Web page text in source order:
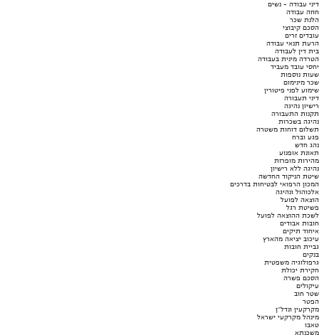
דיני עבודה - נשים
חוזה עבודה
הלנת שכר
הסכם קיבוצי
עובדים זרים
הרעת תנאי עבודה
בית דין לעבודה
הטרדה מינית בעבודה
יחסי עובד מעביד
שעות נוספות
שכר מינימום
שימוע לפני פיטורין
דיני תעבורה
רישיון נהיגה
תקנות התעבורה
נהיגה בשכרות
תשלום דוחות משטרה
פגע וברח
נהג חדש
תאונת אופנוע
מהירות מופרזת
נהיגה ללא רישיון
שיטת הניקוד החדשה
המכון הרפואי לבטיחות בדרכים
אלכוהול ונהיגה
הוצאה לפועל
פשיטת רגל
לשכת ההוצאה לפועל
חובות אבודים
איחוד תיקים
עיכוב יציאה מהארץ
גביית חובות
בנקים
גרפולוגיה משפטית
חקירת יכולת
הסכם פשרה
עיקולים
שטר חוב
הפטר
מקרקעין ונדל"ן
מינהל מקרקעי ישראל
טאבו
משכנתא